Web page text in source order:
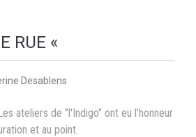
RUE «
Desablens
ateliers de "l'Indigo" ont eu l’honneur
et au point.